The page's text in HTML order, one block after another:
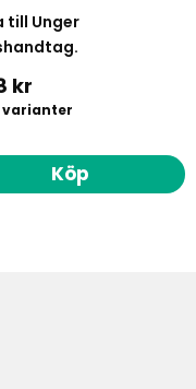
till Unger
kr
varianter
Köp